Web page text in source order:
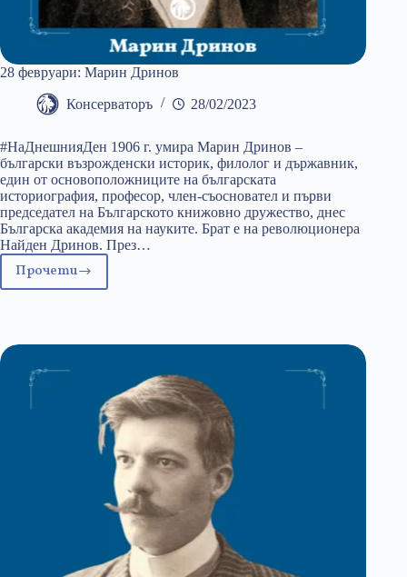
28 февруари: Марин Дринов
Консерваторъ 28/02/2023
#НаДнешнияДен 1906 г. умира Марин Дринов –
български възрожденски историк, филолог и държавник,
един от основоположниците на българската
историография, професор, член-съосновател и първи
председател на Българското книжовно дружество, днес
Българска академия на науките. Брат е на революционера
Найден Дринов. През…
Прочети
28